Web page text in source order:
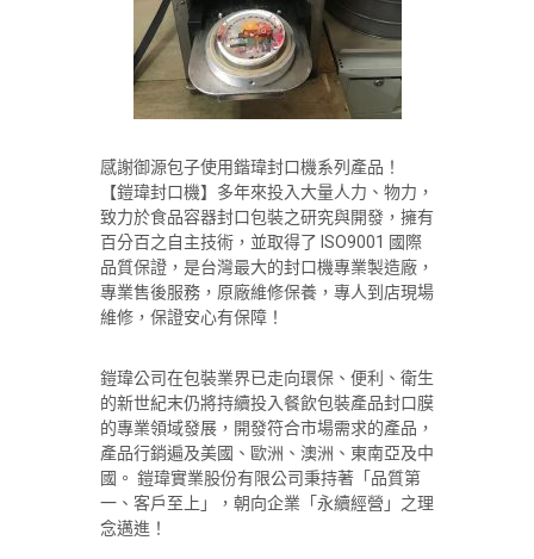
感謝御源包子使用鍇瑋封口機系列產品！
【鎧瑋封口機】多年來投入大量人力、物力，
致力於食品容器封口包裝之研究與開發，擁有
百分百之自主技術，並取得了 ISO9001 國際
品質保證，是台灣最大的封口機專業製造廠，
專業售後服務，原廠維修保養，專人到店現場
維修，保證安心有保障！
鎧瑋公司在包裝業界已走向環保、便利、衛生
的新世紀末仍將持續投入餐飲包裝產品封口膜
的專業領域發展，開發符合市場需求的產品，
產品行銷遍及美國、歐洲、澳洲、東南亞及中
國。 鎧瑋實業股份有限公司秉持著「品質第
一、客戶至上」，朝向企業「永續經營」之理
念邁進！